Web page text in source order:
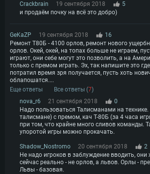
Crackbrain 19 сентября 2018
5
и продаём почку на всё это добро)
GeKaZP 19 сентября 2018
16
Ремонт Т80Б - 4100 орлов, ремонт нового
орлов. Окей, окей, на топах больше не играем,
играют, они себе могут это позволить, а на
только с премом играть. Эх, так напишите это
потратил время зря получается, пусть хоть
облапошатся....
Еще ответы
Все ответы (7)
nova_r6
21 сентября 2018
0
Надо пользоваться Талисманами на
талисмане) с премом, кач Т-80Б (за 4 часа
при том, что крайне много сливов команды.
упоротой игры можно прокачать.
Shadow_Nostromo 20 сентября 2018
2
Не надо игроков в заблуждение вводить, они
сейчас реально - не орлов, а львов. Орлы -
Львы - базовая.